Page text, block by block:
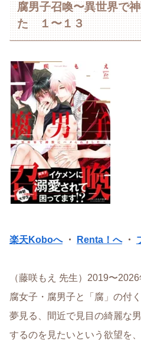
腐男子召喚〜異世界で
た １〜１３
楽天Koboへ・ Renta！へ・
（藤咲もえ 先生）2019〜
腐女子・腐男子と「腐」の付
夢見る、間近で見目の綺麗な
するのを見たいという欲望を